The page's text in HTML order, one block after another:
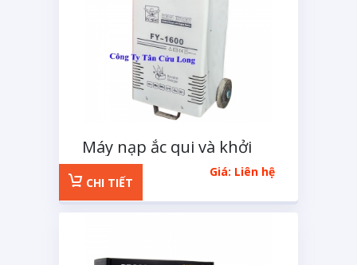
Máy nạp ắc qui và khởi
động ô tô FY-1600Giá: Liên hệ
CHI TIẾT